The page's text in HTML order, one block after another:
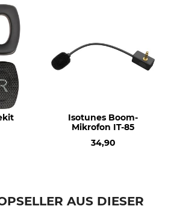
Isotunes Boom-
Mikrofon IT-85
34,90
AUS DIESER